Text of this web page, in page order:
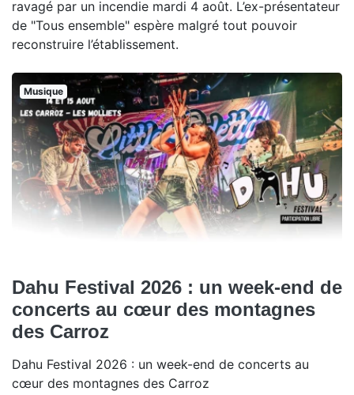
ravagé par un incendie mardi 4 août. L’ex-présentateur
de "Tous ensemble" espère malgré tout pouvoir
reconstruire l’établissement.
Musique
Dahu Festival 2026 : un week-end de
concerts au cœur des montagnes
des Carroz
Dahu Festival 2026 : un week-end de concerts au
cœur des montagnes des Carroz